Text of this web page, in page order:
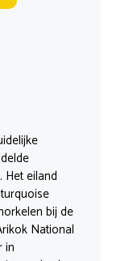
eiland
bij de
National
in